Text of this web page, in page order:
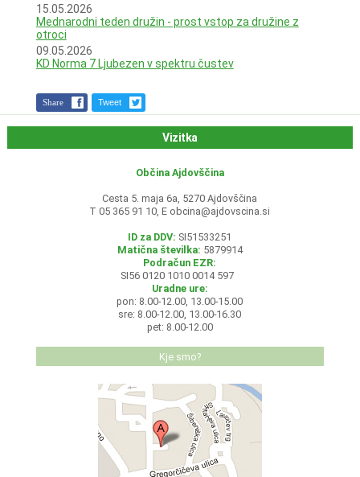
15.05.2026
Mednarodni teden družin - prost vstop za družine z
otroci
09.05.2026
KD Norma 7 Ljubezen v spektru čustev
Share Tweet
Vizitka
Občina Ajdovščina
Cesta 5. maja 6a, 5270 Ajdovščina
T 05 365 91 10, E obcina@ajdovscina.si
ID za DDV: SI51533251
Matična številka: 5879914
Podračun EZR:
SI56 0120 1010 0014 597
Uradne ure:
pon: 8.00-12.00, 13.00-15.00
sre: 8.00-12.00, 13.00-16.30
pet: 8.00-12.00
Kje smo?